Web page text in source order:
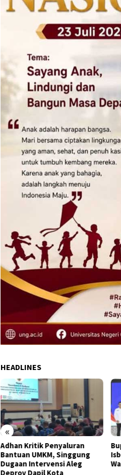
HEADLINES
«
Bupati Sofyan Teken MoU
Isbat dan Pendaftaran Tanah
Wakaf Se Provinsi Gorontalo